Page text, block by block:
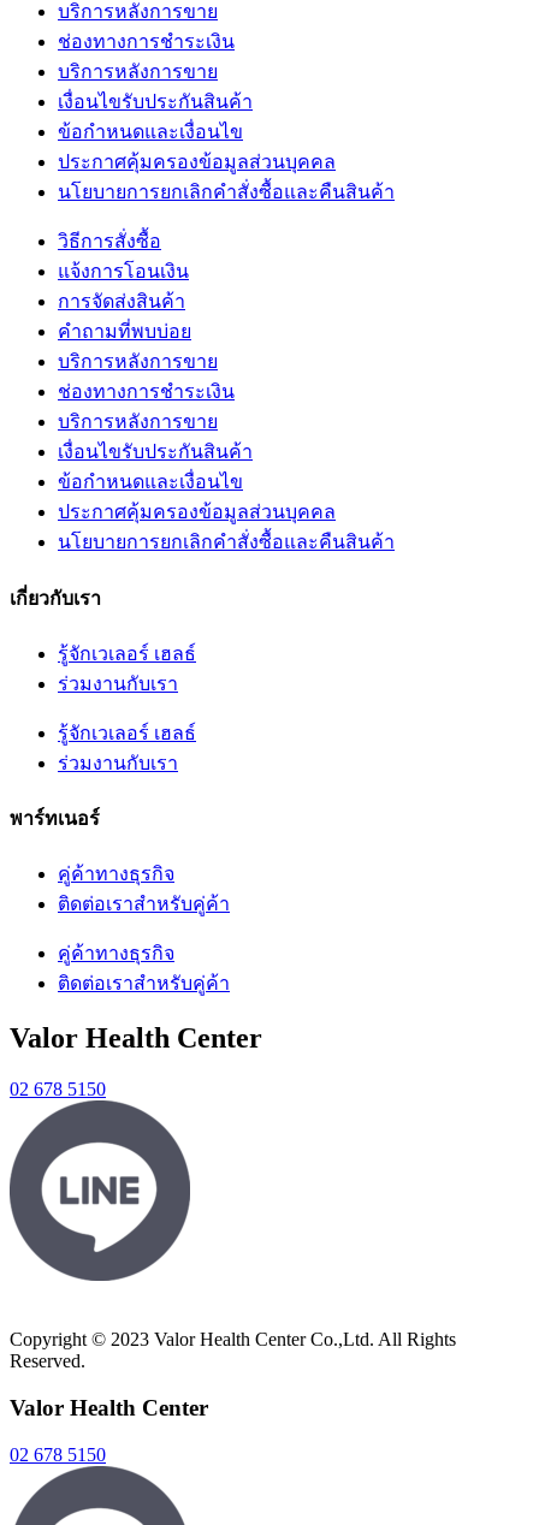
บริการหลังการขาย
ช่องทางการชำระเงิน
บริการหลังการขาย
เงื่อนไขรับประกันสินค้า
ข้อกำหนดและเงื่อนไข
ประกาศคุ้มครองข้อมูลส่วนบุคคล
นโยบายการยกเลิกคำสั่งซื้อและคืนสินค้า
วิธีการสั่งซื้อ
แจ้งการโอนเงิน
การจัดส่งสินค้า
คำถามที่พบบ่อย
บริการหลังการขาย
ช่องทางการชำระเงิน
บริการหลังการขาย
เงื่อนไขรับประกันสินค้า
ข้อกำหนดและเงื่อนไข
ประกาศคุ้มครองข้อมูลส่วนบุคคล
นโยบายการยกเลิกคำสั่งซื้อและคืนสินค้า
เกี่ยวกับเรา
รู้จักเวเลอร์ เฮลธ์
ร่วมงานกับเรา
รู้จักเวเลอร์ เฮลธ์
ร่วมงานกับเรา
พาร์ทเนอร์
คู่ค้าทางธุรกิจ
ติดต่อเราสำหรับคู่ค้า
คู่ค้าทางธุรกิจ
ติดต่อเราสำหรับคู่ค้า
Valor Health Center
02 678 5150
Copyright © 2023 Valor Health Center Co.,Ltd. All Rights
Reserved.
Valor Health Center
02 678 5150